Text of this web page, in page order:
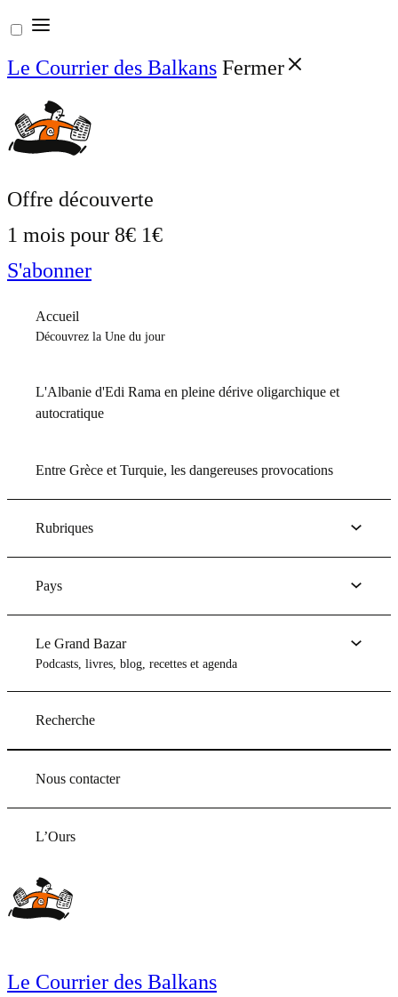
Aller
au
contenu
Le Courrier des Balkans Fermer
Offre découverte
1 mois pour 8€ 1€
S'abonner
Accueil
Découvrez la Une du jour
L'Albanie d'Edi Rama en pleine dérive oligarchique et
autocratique
Entre Grèce et Turquie, les dangereuses provocations
Rubriques
Pays
Le Grand Bazar
Podcasts, livres, blog, recettes et agenda
Recherche
Nous contacter
L’Ours
Le Courrier des Balkans